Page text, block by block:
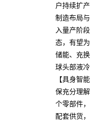
户持续扩
制造布局
入量产阶
态，有望
储能、充
球头部液
【具身智
保充分理
个零部件
配套供货